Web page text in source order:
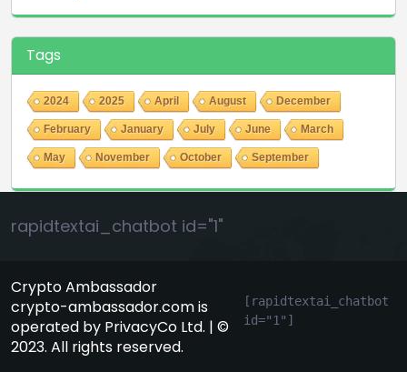
Tags
2024 2025 April August December
February January July June March
May November October September
rapidtextai_chatbot id="1"
Crypto Ambassador
crypto-ambassador.com is
operated by PrivacyCo Ltd. | ©
2023. All rights reserved.
[rapidtextai_chatbot
id="1"]